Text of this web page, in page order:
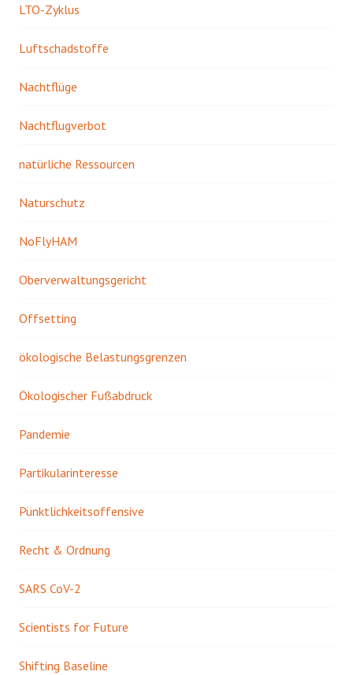
LTO-Zyklus
Luftschadstoffe
Nachtflüge
Nachtflugverbot
natürliche Ressourcen
Naturschutz
NoFlyHAM
Oberverwaltungsgericht
Offsetting
ökologische Belastungsgrenzen
Ökologischer Fußabdruck
Pandemie
Partikularinteresse
Pünktlichkeitsoffensive
Recht & Ordnung
SARS CoV-2
Scientists for Future
Shifting Baseline